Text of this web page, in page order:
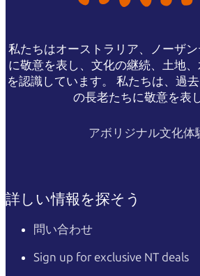
私たちはオーストラリア、ノーザ
に敬意を表し、文化の継続、土地
を認識しています。 私たちは、過
の長老たちに敬意を表
アボリジナル文化体
詳しい情報を探そう
問い合わせ
Sign up for exclusive NT deals